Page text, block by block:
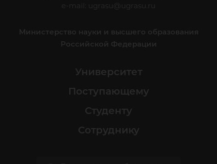
e-mail:
ugrasu@ugrasu.ru
Министерство науки и высшего образования
Российской Федерации
Университет
Поступающему
Студенту
Сотруднику